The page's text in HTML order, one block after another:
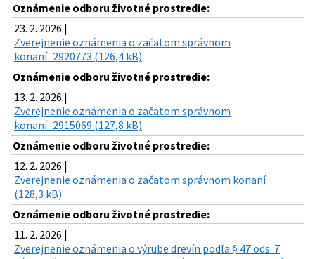
Oznámenie odboru životné prostredie:
23. 2. 2026 |
Zverejnenie oznámenia o začatom správnom
konaní_2920773 (126,4 kB)
Oznámenie odboru životné prostredie:
13. 2. 2026 |
Zverejnenie oznámenia o začatom správnom
konaní_2915069 (127,8 kB)
Oznámenie odboru životné prostredie:
12. 2. 2026 |
Zverejnenie oznámenia o začatom správnom konaní
(128,3 kB)
Oznámenie odboru životné prostredie:
11. 2. 2026 |
Zverejnenie oznámenia o výrube drevín podľa § 47 ods. 7